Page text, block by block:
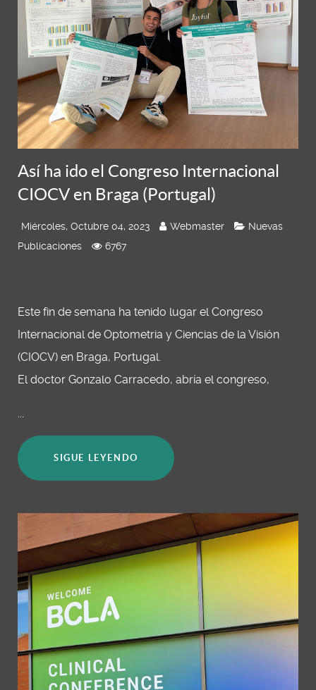
Así ha ido el Congreso Internacional
CIOCV en Braga (Portugal)
Miércoles, Octubre 04, 2023 Webmaster
Nuevas
Publicaciones
6767
Este fin de semana ha tenido lugar el Congreso
Internacional de Optometria y Ciencias de la Visión
(CIOCV) en Braga, Portugal.
El doctor Gonzalo Carracedo, abría el congreso,
...
SIGUE LEYENDO